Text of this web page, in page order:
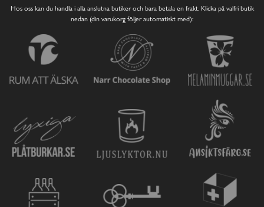
Hos oss kan du handla i alla anslutna butiker och bara betala en frakt. Klicka på valfri butik
nedan (din varukorg följer automatiskt med):